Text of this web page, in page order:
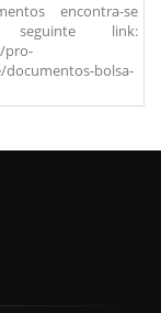
encontra-se
link:
pro-
bolsa-